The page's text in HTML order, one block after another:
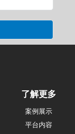
了解更多
案例展示
平台内容